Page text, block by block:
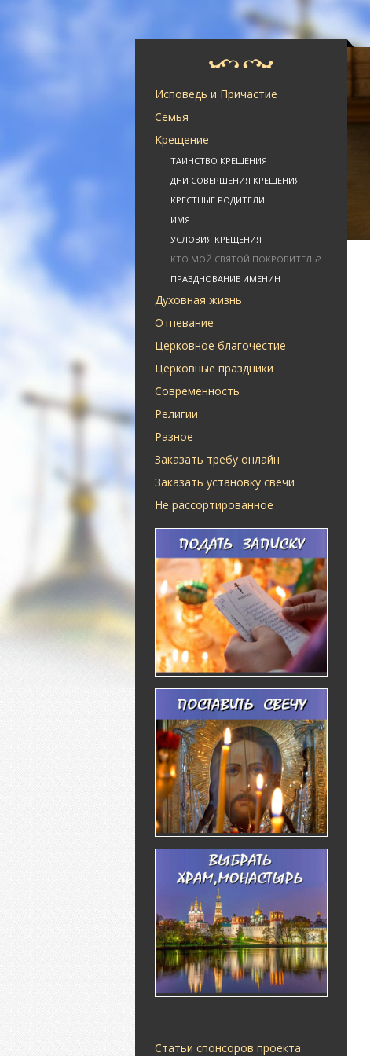
Исповедь и Причастие
Семья
Крещение
ТАИНСТВО КРЕЩЕНИЯ
ДНИ СОВЕРШЕНИЯ КРЕЩЕНИЯ
КРЕСТНЫЕ РОДИТЕЛИ
ИМЯ
УСЛОВИЯ КРЕЩЕНИЯ
КТО МОЙ СВЯТОЙ ПОКРОВИТЕЛЬ?
ПРАЗДНОВАНИЕ ИМЕНИН
Духовная жизнь
Отпевание
Церковное благочестие
Церковные праздники
Современность
Религии
Разное
Заказать требу онлайн
Заказать установку свечи
Не рассортированное
Статьи спонсоров проекта